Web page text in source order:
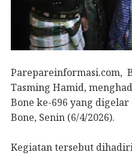
Parepareinformasi.com,
Tasming Hamid,
Bone ke-696 yang
Bone, Senin (6/4/2026).
Kegiatan tersebut